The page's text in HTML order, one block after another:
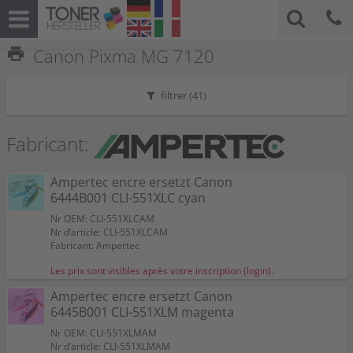
print Canon Pixma MG 7120
filtrer (41)
Fabricant:
Ampertec encre ersetzt Canon
6444B001 CLI-551XLC cyan
Nr OEM: CLI-551XLCAM
Nr d’article: CLI-551XLCAM
Fabricant: Ampertec
Les prix sont visibles après votre inscription (login).
Ampertec encre ersetzt Canon
6445B001 CLI-551XLM magenta
Nr OEM: CLI-551XLMAM
Nr d’article: CLI-551XLMAM